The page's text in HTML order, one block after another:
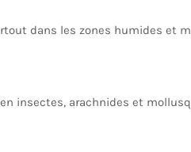
dans les zones humides et
insectes, arachnides et